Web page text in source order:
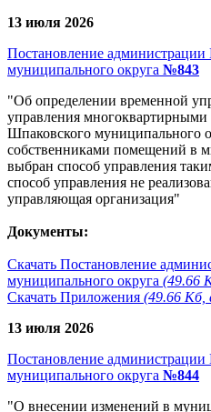
13 июля 2026
Постановление администрации
муниципального округа №843
"Об определении временной
управления
Шпаковского муниципального
собственниками помещений в
выбран способ управления
способ управления не
управляющая организация"
Документы:
Скачать Постановление
муниципального округа (49.66
Скачать Приложения (49.66 Кб,
13 июля 2026
Постановление администрации
муниципального округа №844
"О внесении изменений в